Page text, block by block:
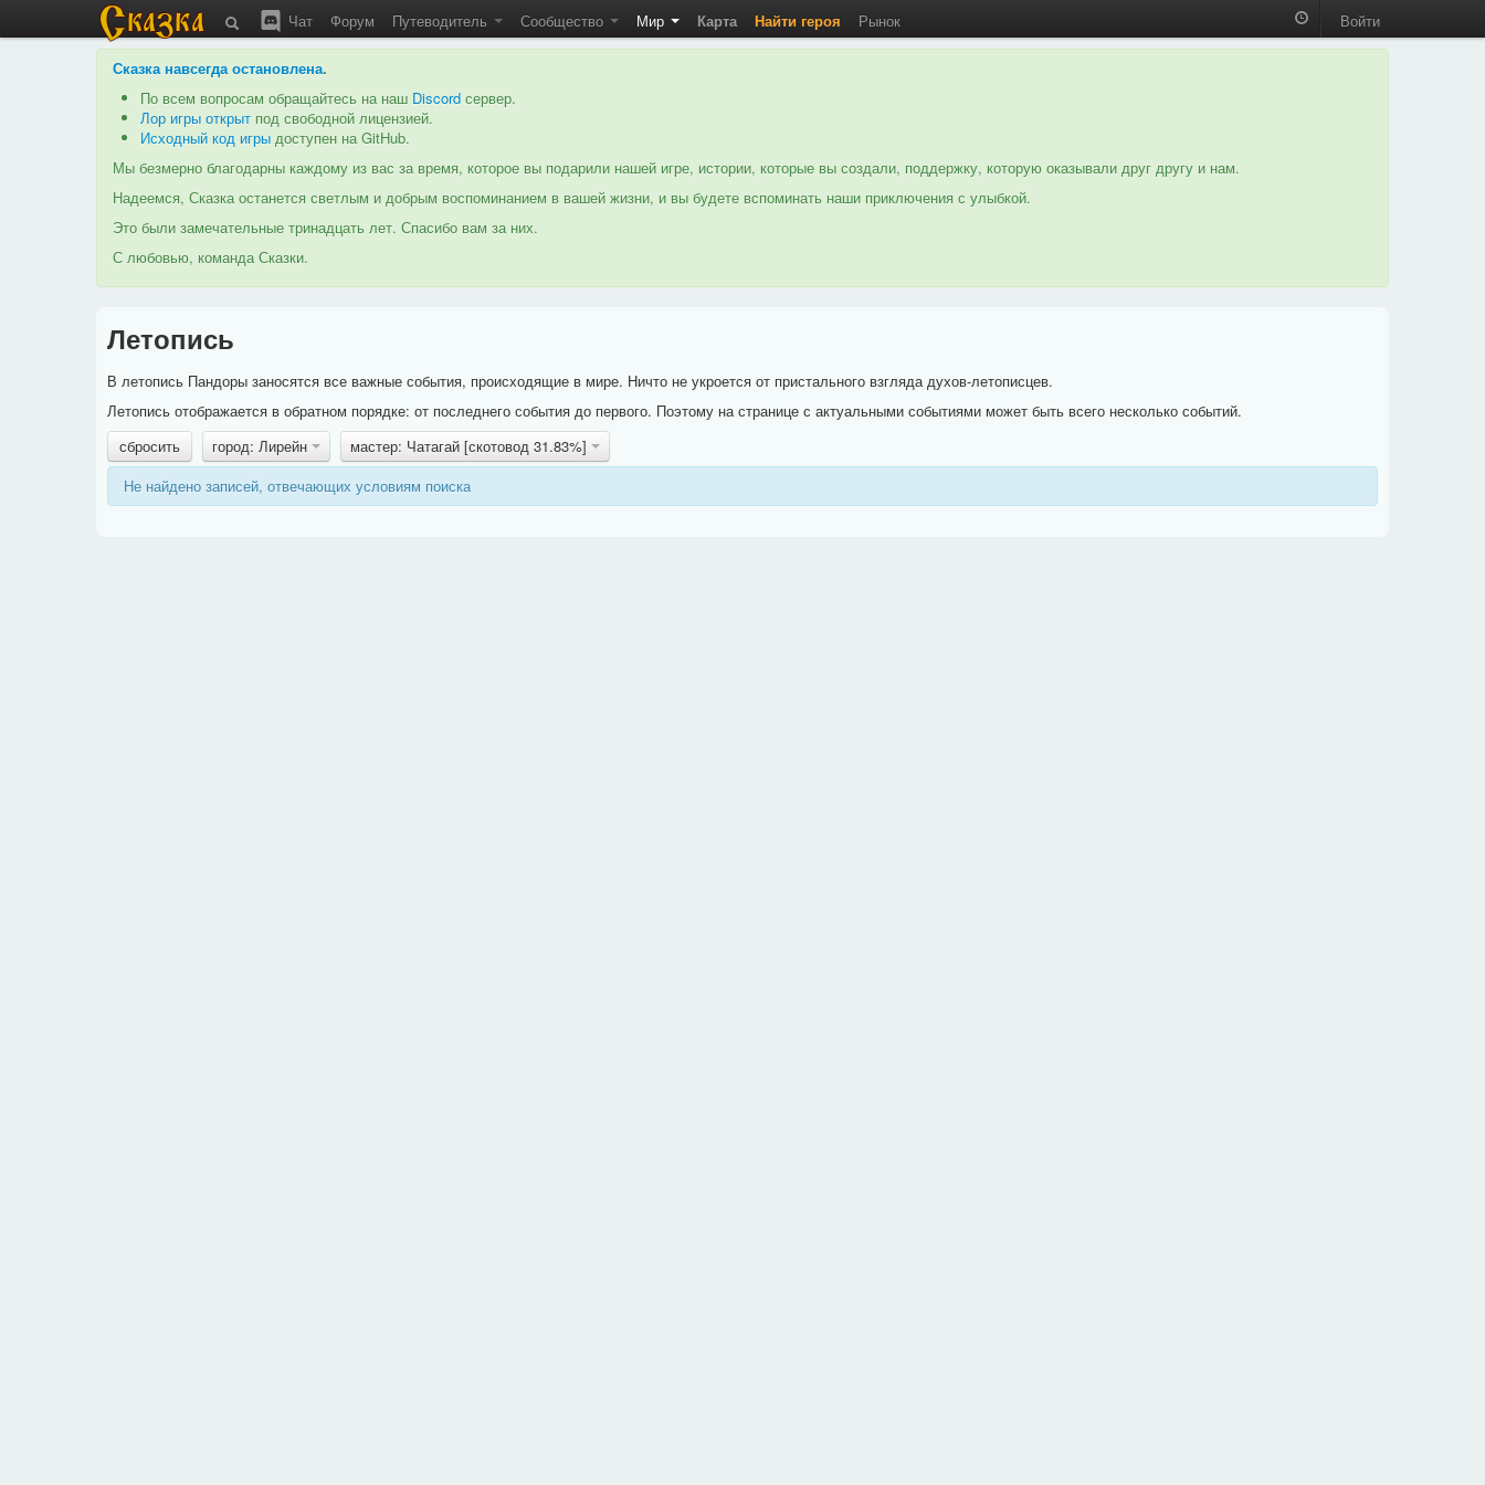
Чат Форум Путеводитель Сообщество Мир Карта Найти героя Рынок Войти
Сказка навсегда остановлена.
По всем вопросам обращайтесь на наш Discord сервер.
Лор игры открыт под свободной лицензией.
Исходный код игры доступен на GitHub.
Мы безмерно благодарны каждому из вас за время, которое вы подарили нашей игре, истории, которые вы создали, поддержку, которую оказывали друг другу и нам.
Надеемся, Сказка останется светлым и добрым воспоминанием в вашей жизни, и вы будете вспоминать наши приключения с улыбкой.
Это были замечательные тринадцать лет. Спасибо вам за них.
С любовью, команда Сказки.
Летопись
В летопись Пандоры заносятся все важные события, происходящие в мире. Ничто не укроется от пристального взгляда духов-летописцев.
Летопись отображается в обратном порядке: от последнего события до первого. Поэтому на странице с актуальными событиями может быть всего несколько событий.
сбросить
город: Лирейн
мастер: Чатагай [скотовод 31.83%]
Не найдено записей, отвечающих условиям поиска